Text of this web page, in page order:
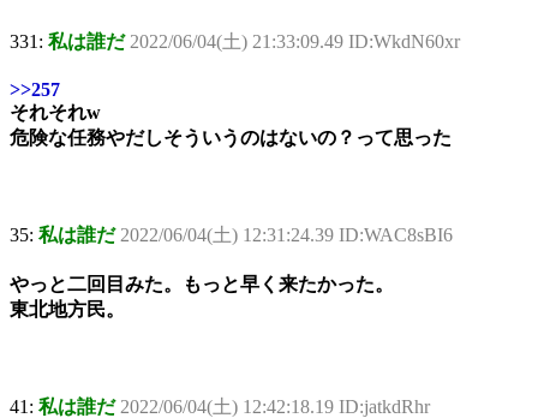
331: 私は誰だ 2022/06/04(土) 21:33:09.49 ID:WkdN60xr
>>257
それそれw
危険な任務やだしそういうのはないの？って思った
35: 私は誰だ 2022/06/04(土) 12:31:24.39 ID:WAC8sBI6
やっと二回目みた。もっと早く来たかった。
東北地方民。
41: 私は誰だ 2022/06/04(土) 12:42:18.19 ID:jatkdRhr